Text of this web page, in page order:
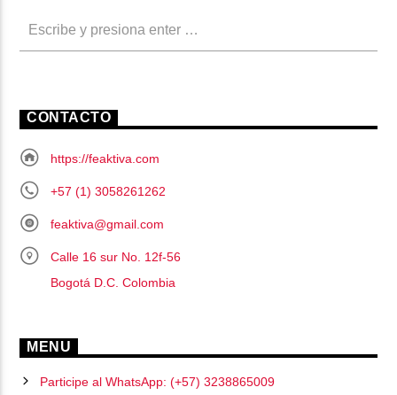
CONTACTO
https://feaktiva.com
+57 (1) 3058261262
feaktiva@gmail.com
Calle 16 sur No. 12f-56
Bogotá D.C. Colombia
MENU
Participe al WhatsApp: (+57) 3238865009